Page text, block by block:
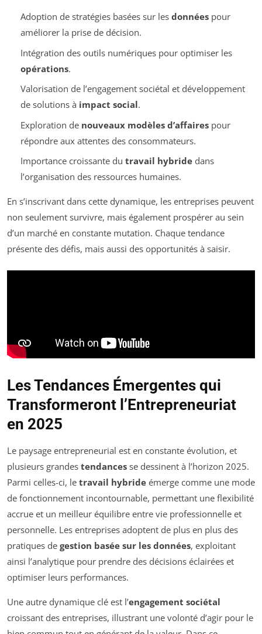
Adoption de stratégies basées sur les donnéespour
améliorer la prise de décision.
Intégration des outils numériques pour optimiser les
opérations.
Valorisation de l’engagement sociétal et développement
de solutions à impact social.
Exploration de nouveaux modèles d’affairespour
répondre aux attentes des consommateurs.
Importance croissante du travail hybridedans
l’organisation des ressources humaines.
En s’inscrivant dans cette dynamique, les entreprises peuvent
non seulement survivre, mais également prospérer au sein
d’un marché en constante mutation. Chaque tendance
présente des défis, mais aussi des opportunités à saisir.
Les Tendances Émergentes qui
Transformeront l’Entrepreneuriat
en 2025
Le paysage entrepreneurial est en constante évolution, et
plusieurs grandes tendances se dessinent à l’horizon 2025.
Parmi celles-ci, le travail hybride émerge comme une mode
de fonctionnement incontournable, permettant une flexibilité
accrue et un meilleur équilibre entre vie professionnelle et
personnelle. Les entreprises adoptent de plus en plus des
pratiques de gestion basée sur les données, exploitant
ainsi l’analytique pour prendre des décisions éclairées et
optimiser leurs performances.
Une autre dynamique clé est l’engagement sociétal
croissant des entreprises, illustrant une volonté d’agir pour le